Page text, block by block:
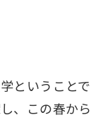
ということで
、この春から